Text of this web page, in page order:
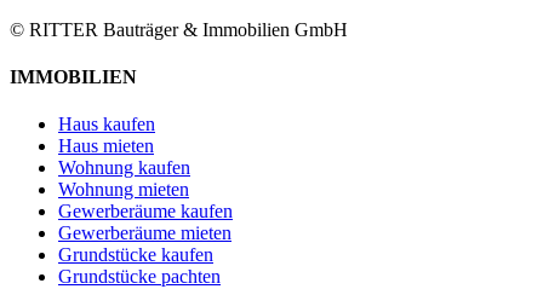
© RITTER Bauträger & Immobilien GmbH
IMMOBILIEN
Haus kaufen
Haus mieten
Wohnung kaufen
Wohnung mieten
Gewerberäume kaufen
Gewerberäume mieten
Grundstücke kaufen
Grundstücke pachten